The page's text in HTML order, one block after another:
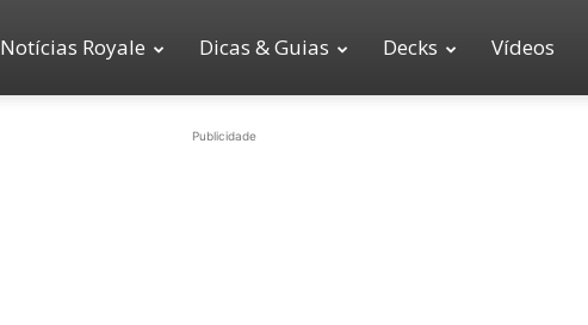
Notícias Royale Dicas & Guias Decks Vídeos
Publicidade